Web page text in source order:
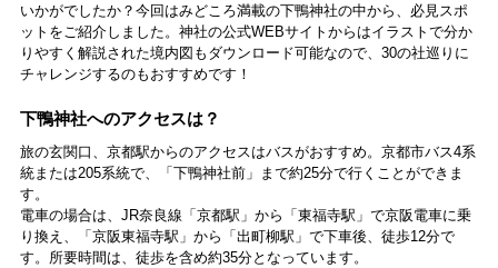
いかがでしたか？今回はみどころ満載の下鴨神社の中から、必見スポ
ットをご紹介しました。神社の公式WEBサイトからはイラストで分か
りやすく解説された境内図もダウンロード可能なので、30の社巡りに
チャレンジするのもおすすめです！
下鴨神社へのアクセスは？
旅の玄関口、京都駅からのアクセスはバスがおすすめ。京都市バス4系
統または205系統で、「下鴨神社前」まで約25分で行くことができま
す。
電車の場合は、JR奈良線「京都駅」から「東福寺駅」で京阪電車に乗
り換え、「京阪東福寺駅」から「出町柳駅」で下車後、徒歩12分で
す。所要時間は、徒歩を含め約35分となっています。